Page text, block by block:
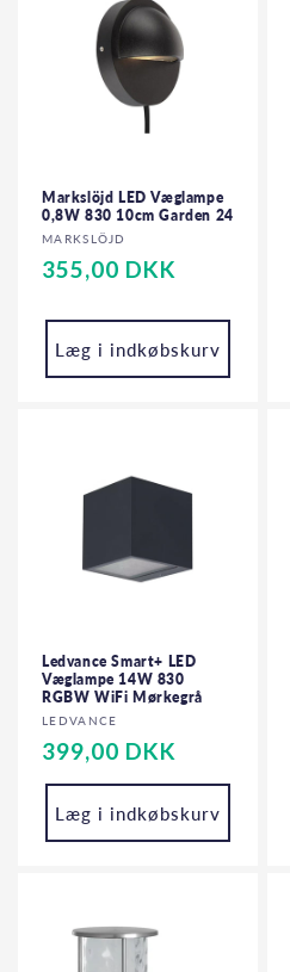
Markslöjd LED Væglampe
0,8W 830 10cm Garden 24
Forhandler:
MARKSLÖJD
Normalpris
355,00 DKK
Læg i indkøbskurv
Ledvance Smart+ LED
Væglampe 14W 830
RGBW WiFi Mørkegrå
Forhandler:
LEDVANCE
Normalpris
399,00 DKK
Læg i indkøbskurv